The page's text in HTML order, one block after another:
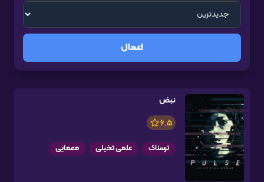
اعمال
نبض
6.5
ترسناک علمی تخیلی معمایی